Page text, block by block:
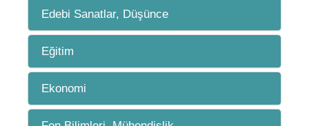
Edebi Sanatlar, Düşünce
Eğitim
Ekonomi